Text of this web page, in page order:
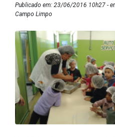
Publicado em: 23/06/2016 10h27 -
Campo Limpo